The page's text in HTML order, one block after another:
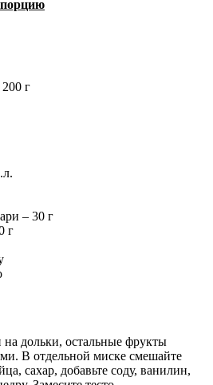
г
– 30 г
г
на дольки, остальные фрукты
В отдельной миске смешайте
сахар, добавьте соду, ванилин,